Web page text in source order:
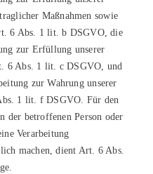
Maßnahmen sowie
6 Abs. 1 lit. b DSGVO, die
zur Erfüllung unserer
6 Abs. 1 lit. c DSGVO, und
zur Wahrung unserer
1 lit. f DSGVO. Für den
der betroffenen Person oder
Verarbeitung
machen, dient Art. 6 Abs.